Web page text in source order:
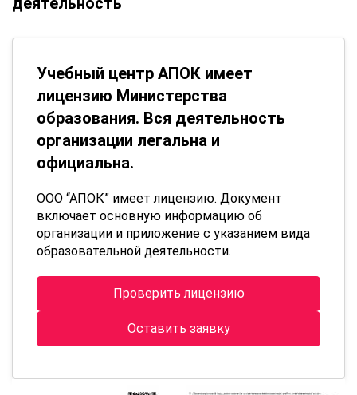
Учебный центр АПОК имеет
лицензию Министерства
образования. Вся деятельность
организации легальна и
официальна.
ООО “АПОК” имеет лицензию. Документ
включает основную информацию об
организации и приложение с указанием вида
образовательной деятельности.
Проверить лицензию
Оставить заявку